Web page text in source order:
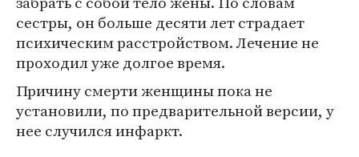
сестры, он больше десяти лет страдает
психическим расстройством. Лечение не
проходил уже долгое время.
Причину смерти женщины пока не
установили, по предварительной версии, у
нее случился инфаркт.